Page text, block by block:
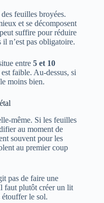
feuilles broyées.
et se décomposent
suffire pour réduire
n’est pas obligatoire.
entre 5 et 10
faible. Au-dessus, si
moins bien.
même. Si les feuilles
au moment de
souvent pour les
au premier coup
pas de faire une
faut plutôt créer un lit
étouffer le sol.